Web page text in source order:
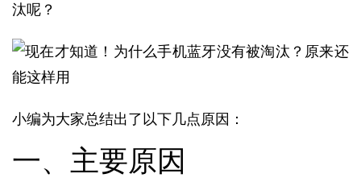
汰呢？
小编为大家总结出了以下几点原因：
一、主要原因